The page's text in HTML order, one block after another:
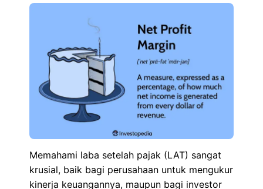
Memahami laba setelah pajak (LAT) sangat
krusial, baik bagi perusahaan untuk mengukur
kinerja keuangannya, maupun bagi investor